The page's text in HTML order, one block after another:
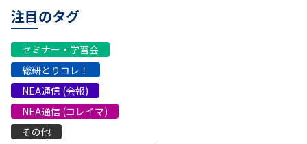
注目のタグ
セミナー・学習会
総研とりコレ！
NEA通信 (会報)
NEA通信 (コレイマ)
その他